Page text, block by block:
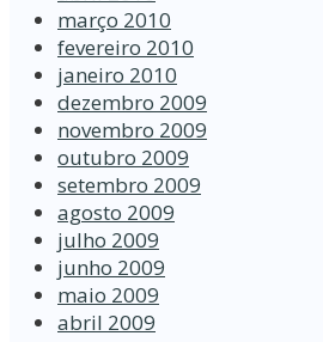
março 2010
fevereiro 2010
janeiro 2010
dezembro 2009
novembro 2009
outubro 2009
setembro 2009
agosto 2009
julho 2009
junho 2009
maio 2009
abril 2009